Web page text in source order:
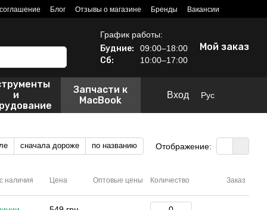
Блог Отзывы о магазине Бренды Вакансии
График работы:
Будние: 09:00–18:00
Сб: 10:00–17:00
Мой заказ
и
Запчасти к
MacBook
Вход Рус
сначала дороже по названию Отображение:
наличия Цена Оптовые цены Количество Заказ